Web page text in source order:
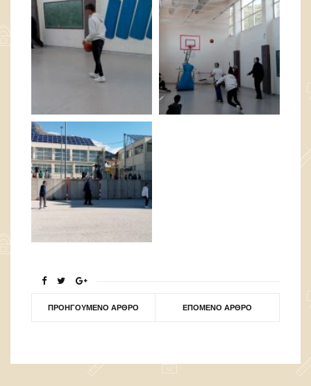
ΠΡΟΗΓΟΎΜΕΝΟ ΆΡΘΡΟ ΕΠΌΜΕΝΟ ΆΡΘΡΟ